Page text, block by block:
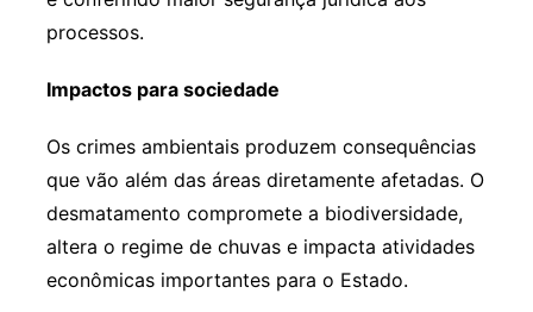
processos.
Impactos para sociedade
Os crimes ambientais produzem consequências
que vão além das áreas diretamente afetadas. O
desmatamento compromete a biodiversidade,
altera o regime de chuvas e impacta atividades
econômicas importantes para o Estado.